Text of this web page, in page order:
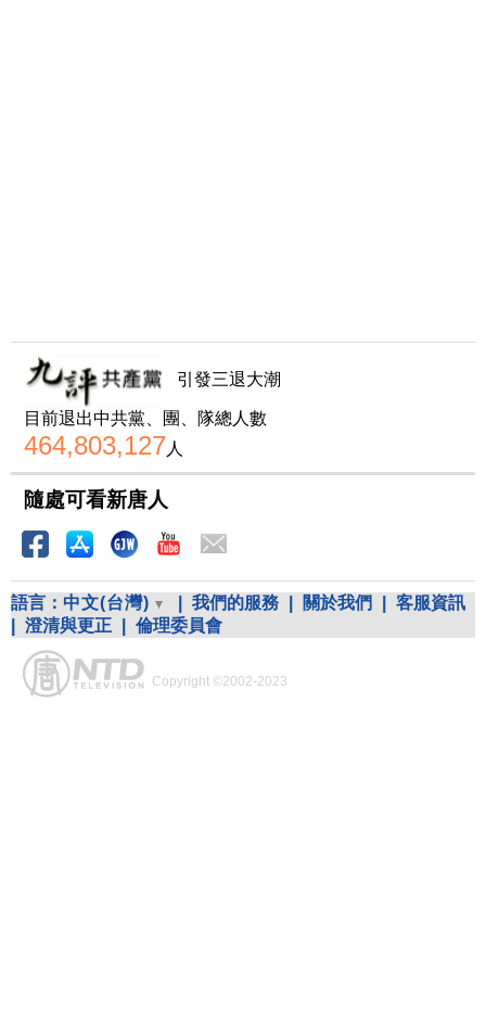
引發三退大潮
目前退出中共黨、團、隊總人數
464,803,127人
隨處可看新唐人
語言： 中文(台灣) 我們的服務 關於我們
客服資訊
澄清與更正 倫理委員會
Copyright ©2002-2023